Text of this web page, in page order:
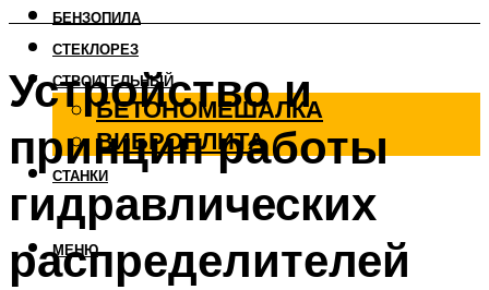
БЕНЗОПИЛА
СТЕКЛОРЕЗ
СТРОИТЕЛЬНЫЙ
БЕТОНОМЕШАЛКА
ВИБРОПЛИТА
СТАНКИ
МЕНЮ
Устройство и
принцип работы
гидравлических
распределителей